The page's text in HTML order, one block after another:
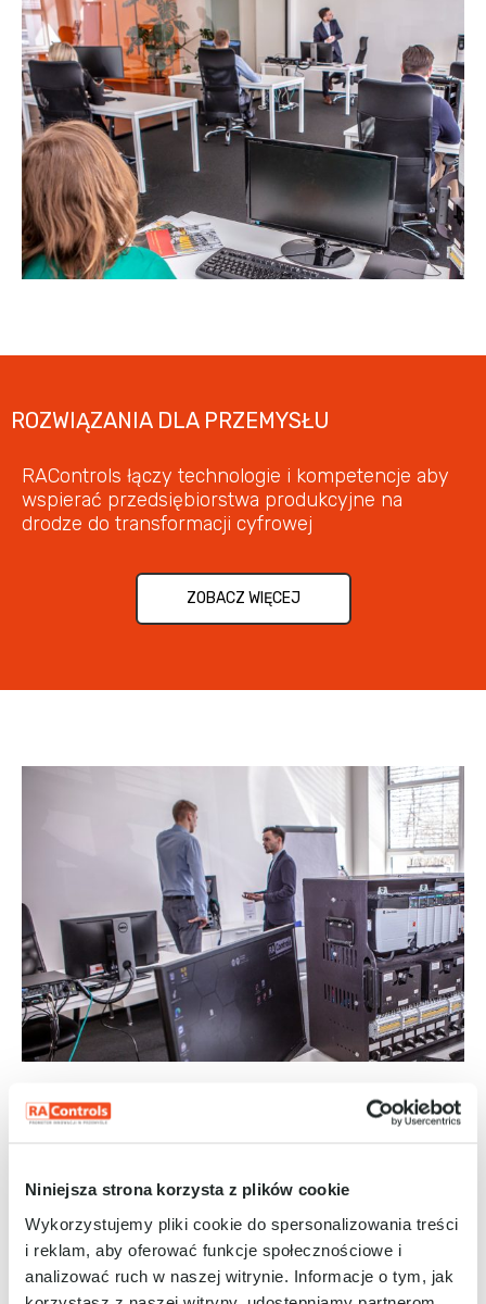
Niniejsza strona korzysta z plików cookie
Wykorzystujemy pliki cookie do spersonalizowania treści
i reklam, aby oferować funkcje społecznościowe i
analizować ruch w naszej witrynie. Informacje o tym, jak
ROZWIĄZANIA DLA PRZEMYSŁU
RAControls łączy technologie i kompetencje aby
wspierać przedsiębiorstwa produkcyjne na
drodze do transformacji cyfrowej
ZOBACZ WIĘCEJ
firmy znajduje się w Warszawie.
W siedzibie głównej część zespołu pracuje
stacjonarne, tutaj również znajduje się
nowoczesne Centrum Kompetencji RAControls.
Pozostała część zespołu pracuje hybrydowo lub